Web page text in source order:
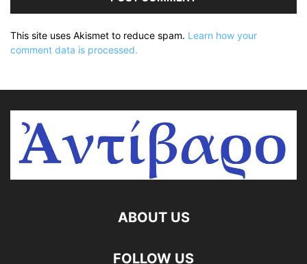
This site uses Akismet to reduce spam. Learn how your
comment data is processed.
ABOUT US
FOLLOW US